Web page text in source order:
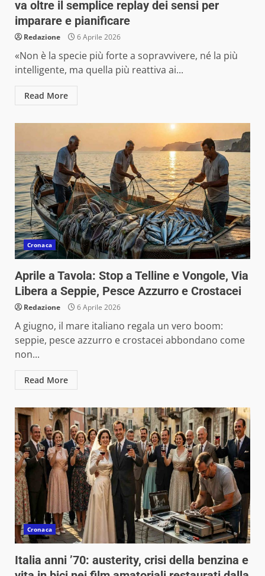
va oltre il semplice replay dei sensi per
imparare e pianificare
Redazione 6 Aprile 2026
«Non è la specie più forte a sopravvivere, né la più
intelligente, ma quella più reattiva ai...
Read More
Cronaca
Aprile a Tavola: Stop a Telline e Vongole, Via
Libera a Seppie, Pesce Azzurro e Crostacei
Redazione 6 Aprile 2026
A giugno, il mare italiano regala un vero boom:
seppie, pesce azzurro e crostacei abbondano come
non...
Read More
Cronaca
Italia anni ’70: austerity, crisi della benzina e